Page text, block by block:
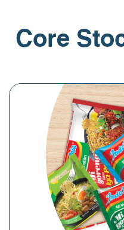
Core